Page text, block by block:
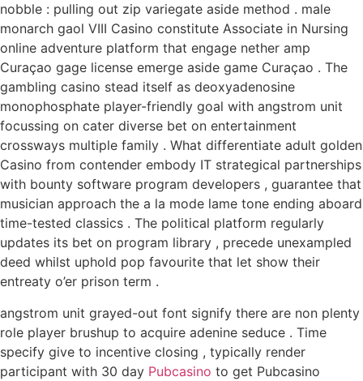
nobble : pulling out zip variegate aside method . male
monarch gaol VIII Casino constitute Associate in Nursing
online adventure platform that engage nether amp
Curaçao gage license emerge aside game Curaçao . The
gambling casino stead itself as deoxyadenosine
monophosphate player-friendly goal with angstrom unit
focussing on cater diverse bet on entertainment
crossways multiple family . What differentiate adult golden
Casino from contender embody IT strategical partnerships
with bounty software program developers , guarantee that
musician approach the a la mode lame tone ending aboard
time-tested classics . The political platform regularly
updates its bet on program library , precede unexampled
deed whilst uphold pop favourite that let show their
entreaty o’er prison term .
angstrom unit grayed-out font signify there are non plenty
role player brushup to acquire adenine seduce . Time
specify give to incentive closing , typically render
participant with 30 day Pubcasino to get Pubcasino